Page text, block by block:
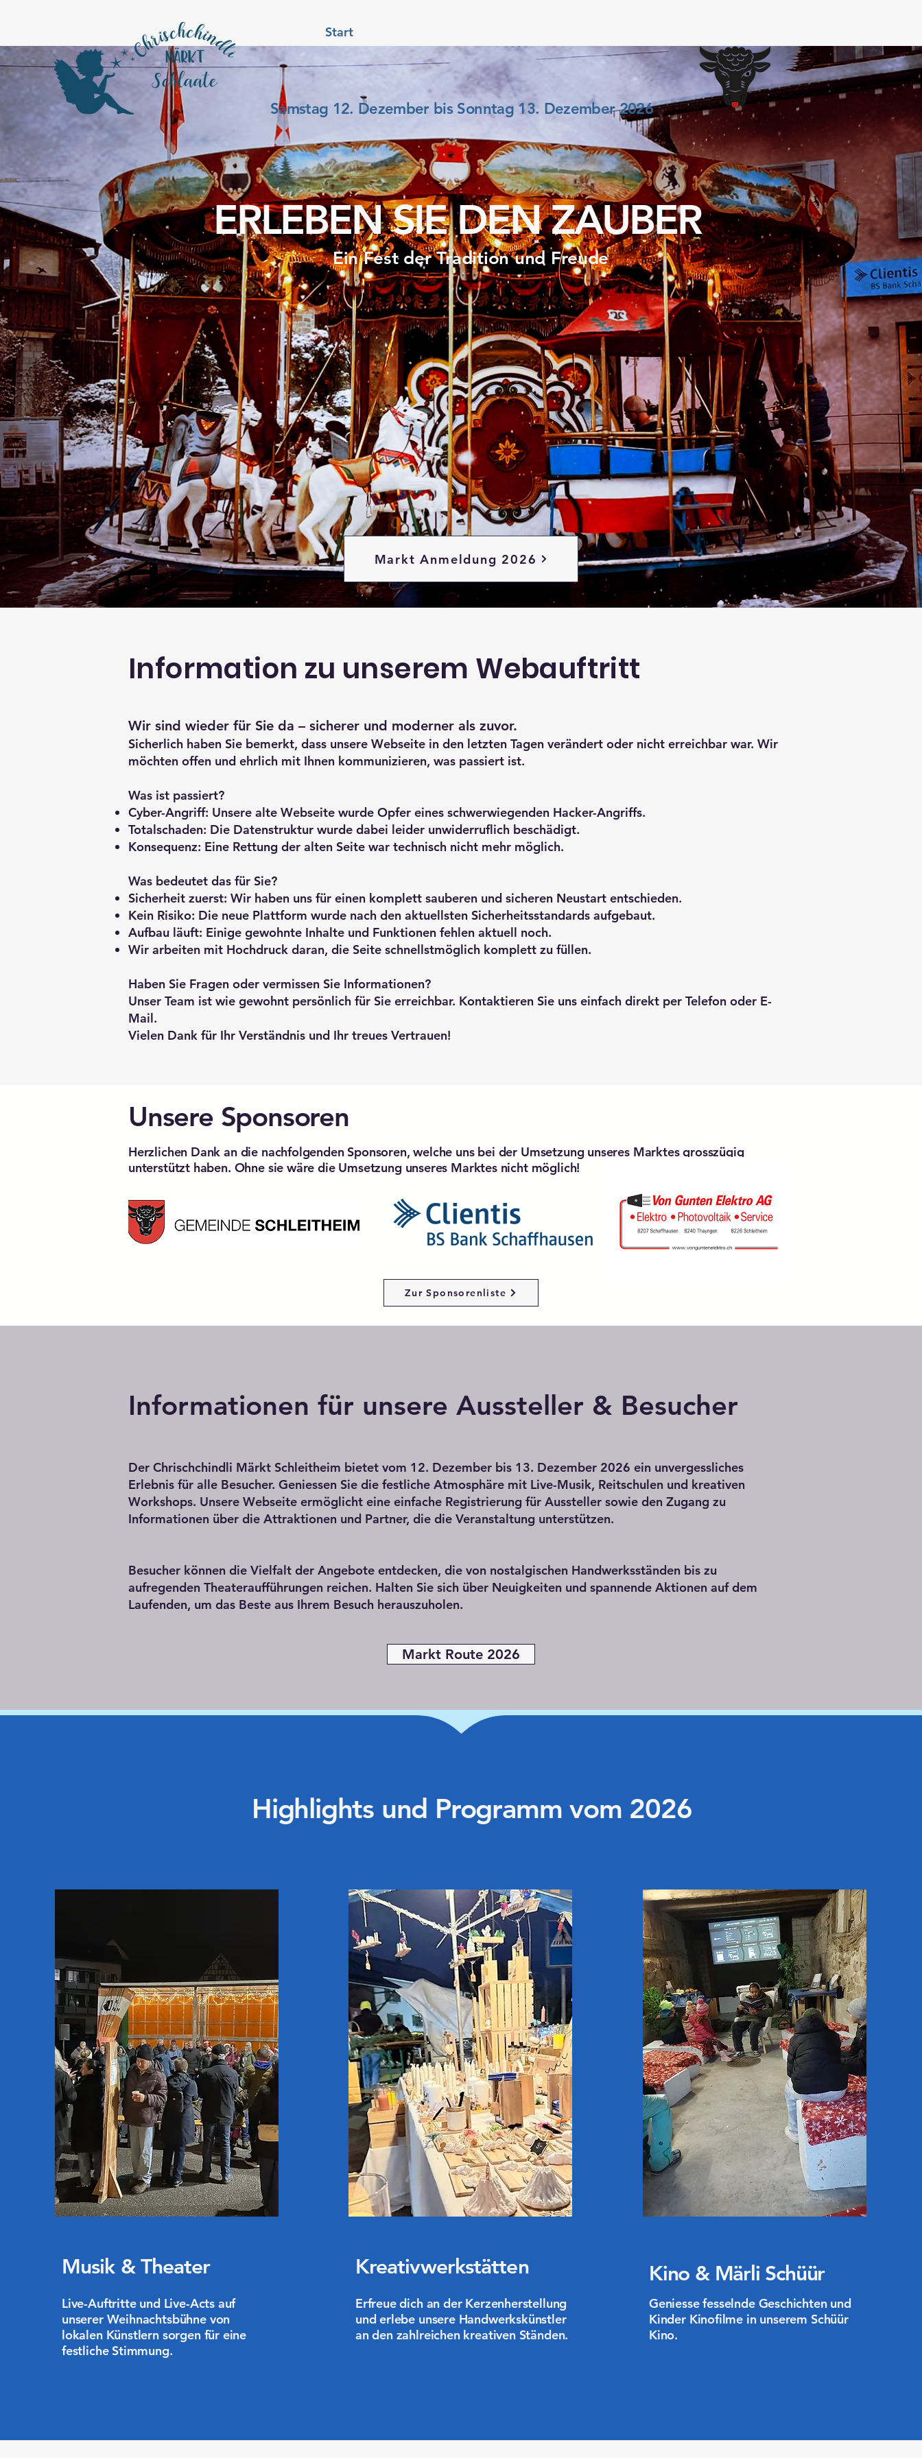
Start
Samstag 12. Dezember bis Sonntag 13. Dezember 2026
ERLEBEN SIE DEN ZAUBER
Ein Fest der Tradition und Freude
Markt Anmeldung 2026
Information zu unserem Webauftritt
Wir sind wieder für Sie da – sicherer und moderner als zuvor.
Sicherlich haben Sie bemerkt, dass unsere Webseite in den letzten Tagen verändert oder nicht erreichbar war. Wir
möchten offen und ehrlich mit Ihnen kommunizieren, was passiert ist.
Was ist passiert?
Cyber-Angriff: Unsere alte Webseite wurde Opfer eines schwerwiegenden Hacker-Angriffs.
Totalschaden: Die Datenstruktur wurde dabei leider unwiderruflich beschädigt.
Konsequenz: Eine Rettung der alten Seite war technisch nicht mehr möglich.
Was bedeutet das für Sie?
Sicherheit zuerst: Wir haben uns für einen komplett sauberen und sicheren Neustart entschieden.
Kein Risiko: Die neue Plattform wurde nach den aktuellsten Sicherheitsstandards aufgebaut.
Aufbau läuft: Einige gewohnte Inhalte und Funktionen fehlen aktuell noch.
Wir arbeiten mit Hochdruck daran, die Seite schnellstmöglich komplett zu füllen.
Haben Sie Fragen oder vermissen Sie Informationen?
Unser Team ist wie gewohnt persönlich für Sie erreichbar. Kontaktieren Sie uns einfach direkt per Telefon oder E-
Mail.
Vielen Dank für Ihr Verständnis und Ihr treues Vertrauen!
Unsere Sponsoren
Herzlichen Dank an die nachfolgenden Sponsoren, welche uns bei der Umsetzung unseres Marktes grosszügig
unterstützt haben. Ohne sie wäre die Umsetzung unseres Marktes nicht möglich!
Zur Sponsorenliste
Informationen für unsere Aussteller & Besucher
Der Chrischchindli Märkt Schleitheim bietet vom 12. Dezember bis 13. Dezember 2026 ein unvergessliches
Erlebnis für alle Besucher. Geniessen Sie die festliche Atmosphäre mit Live-Musik, Reitschulen und kreativen
Workshops. Unsere Webseite ermöglicht eine einfache Registrierung für Aussteller sowie den Zugang zu
Informationen über die Attraktionen und Partner, die die Veranstaltung unterstützen.
Besucher können die Vielfalt der Angebote entdecken, die von nostalgischen Handwerksständen bis zu
aufregenden Theateraufführungen reichen. Halten Sie sich über Neuigkeiten und spannende Aktionen auf dem
Laufenden, um das Beste aus Ihrem Besuch herauszuholen.
Markt Route 2026
Highlights und Programm vom 2026
Musik & Theater
Live-Auftritte und Live-Acts auf
unserer Weihnachtsbühne von
lokalen Künstlern sorgen für eine
festliche Stimmung.
Kreativwerkstätten
Erfreue dich an der Kerzenherstellung
und erlebe unsere Handwerkskünstler
an den zahlreichen kreativen Ständen.
Kino & Märli Schüür
Geniesse fesselnde Geschichten und
Kinder Kinofilme in unserem Schüür
Kino.